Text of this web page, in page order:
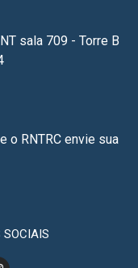
sala 709 - Torre B
o RNTRC envie sua
SOCIAIS